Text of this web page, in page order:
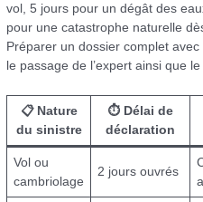
vol, 5 jours pour un dégât des
pour une catastrophe naturelle
Préparer un dossier complet
le passage de l’expert ainsi que le
📋 Nature
du sinistre
⏱ Délai de
déclaration
Vol ou
cambriolage
2 jours ouvrés